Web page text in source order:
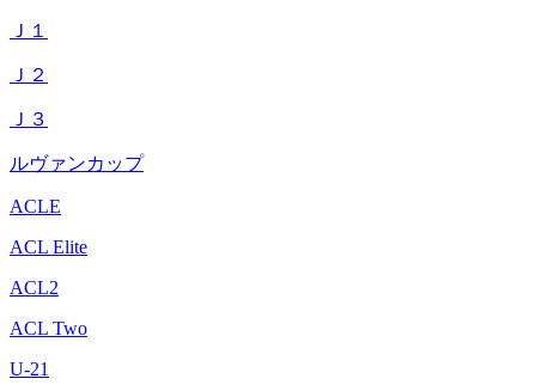
Ｊ１
Ｊ２
Ｊ３
ルヴァンカップ
ACLE
ACL Elite
ACL2
ACL Two
U-21